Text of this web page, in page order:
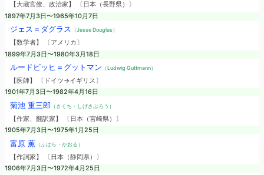
【大蔵官僚、政治家】 〔日本（長野県）〕
1897年7月3日〜1965年10月7日
ジェス＝ダグラス （Jesse Douglas）
【数学者】 〔アメリカ〕
1899年7月3日〜1980年3月18日
ルードビッヒ＝グットマン （Ludwig Guttmann）
【医師】 〔ドイツ→イギリス〕
1901年7月3日〜1982年4月16日
菊池 重三郎（きくち・しげさぶろう）
【作家、翻訳家】 〔日本（宮崎県）〕
1905年7月3日〜1975年1月25日
富原 薫（ふはら・かおる）
【作詞家】 〔日本（静岡県）〕
1906年7月3日〜1972年4月25日